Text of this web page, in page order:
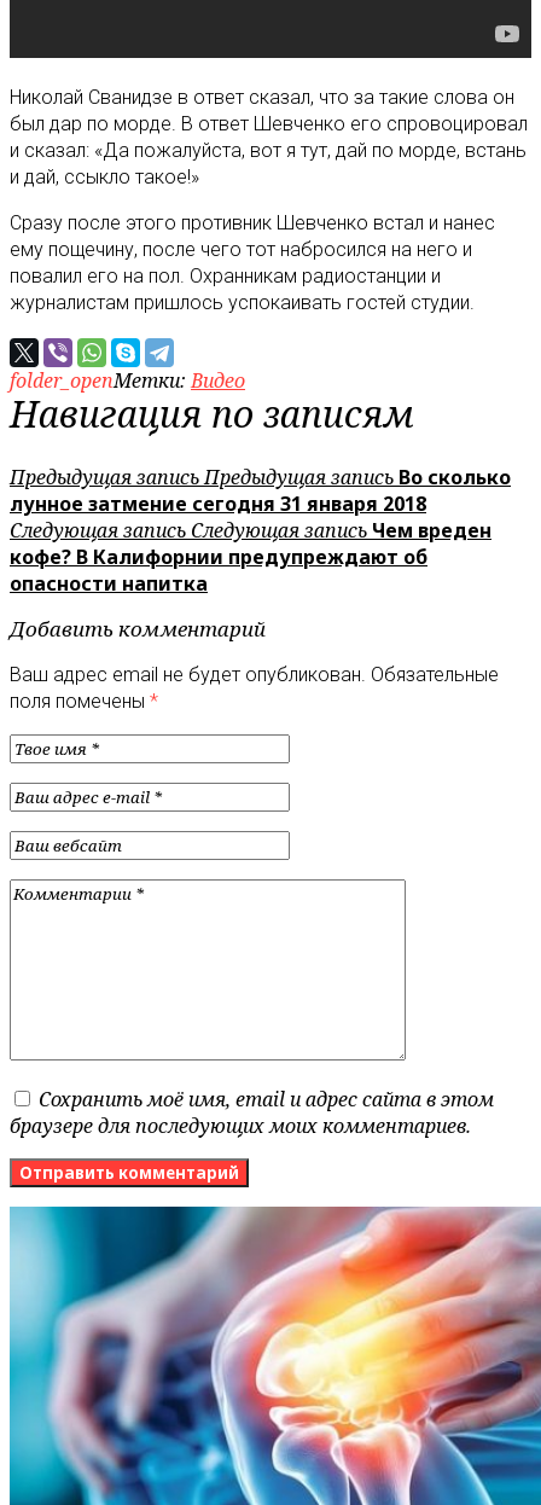
Николай Сванидзе в ответ сказал, что за такие слова он
был дар по морде. В ответ Шевченко его спровоцировал
и сказал: «Да пожалуйста, вот я тут, дай по морде, встань
и дай, ссыкло такое!»
Сразу после этого противник Шевченко встал и нанес
ему пощечину, после чего тот набросился на него и
повалил его на пол. Охранникам радиостанции и
журналистам пришлось успокаивать гостей студии.
folder_openМетки:Видео
Навигация по записям
Предыдущая записьПредыдущая запись Во сколько
лунное затмение сегодня 31 января 2018
Следующая запись Следующая запись Чем вреден
кофе? В Калифорнии предупреждают об
опасности напитка
Добавить комментарий
Ваш адрес email не будет опубликован. Обязательные
поля помечены *
Сохранить моё имя, email и адрес сайта в этом
браузере для последующих моих комментариев.